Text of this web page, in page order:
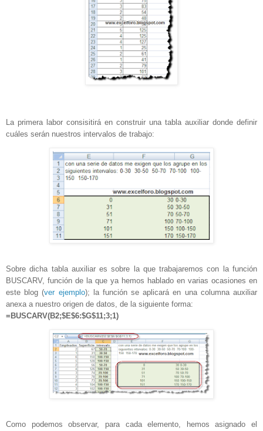
La primera labor consisitirá en construir una tabla auxiliar donde definir
cuáles serán nuestros intervalos de trabajo:
Sobre dicha tabla auxiliar es sobre la que trabajaremos con la función
BUSCARV, función de la que ya hemos hablado en varias ocasiones en
este blog (ver ejemplo); la función se aplicará en una columna auxiliar
anexa a nuestro origen de datos, de la siguiente forma:
=BUSCARV(B2;$E$6:$G$11;3;1)
Como podemos observar, para cada elemento, hemos asignado el